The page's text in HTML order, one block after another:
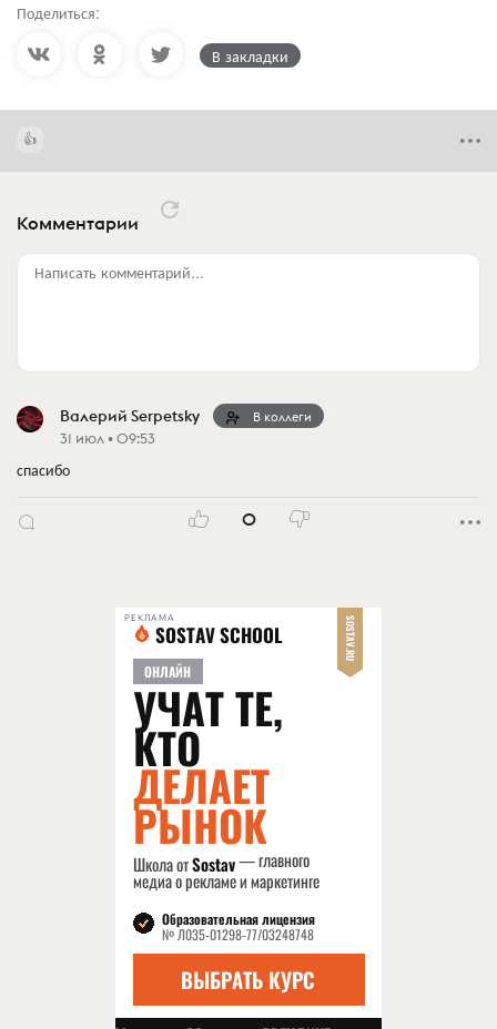
Поделиться:
В закладки
Комментарии
Написать комментарий...
Валерий Serpetsky В коллеги
31 июл • 09:53
спасибо
0
РЕКЛАМА